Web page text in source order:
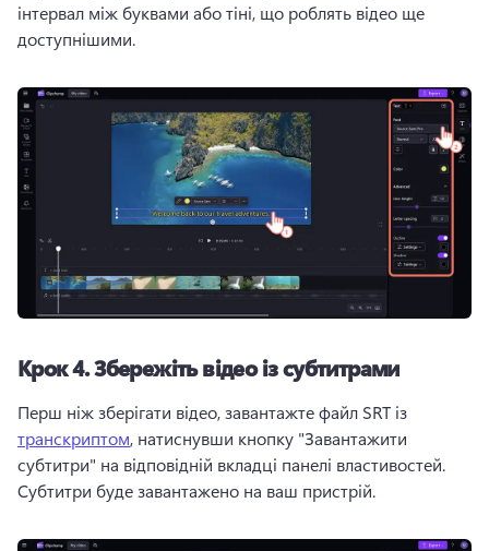
інтервал між буквами або тіні, що роблять відео ще
доступнішими.
Крок 4.Збережіть відео із субтитрами
Перш ніж зберігати відео, завантажте файл SRT із
транскриптом, натиснувши кнопку "Завантажити
Субтитри буде завантажено на ваш пристрій.